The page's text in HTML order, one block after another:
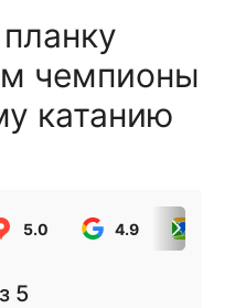
чемпионы
катанию
5.0 4.9
5